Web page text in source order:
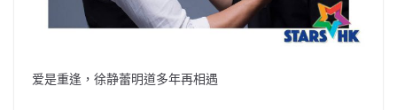
爱是重逢，徐静蕾明道多年再相遇